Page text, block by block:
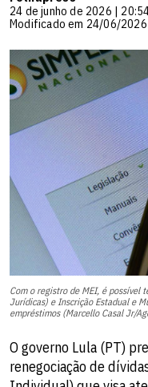
24 de junho de 2026 |
Modificado em 24/06/
Com o registro de MEI, é possível
Jurídicas) e Inscrição Estadual e
empréstimos (Marcello Casal Jr/
O governo Lula (PT)
renegociação de